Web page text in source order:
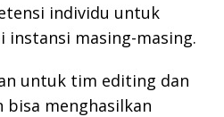
individu untuk
instansi masing-masing.
untuk tim editing dan
menghasilkan